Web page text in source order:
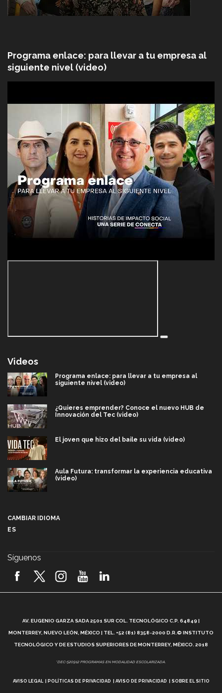
Programa enlace: para llevar a tu empresa al
siguiente nivel (video)
Videos
Programa enlace: para llevar a tu empresa al
siguiente nivel (video)
¿Quieres emprender? Conoce el nuevo HUB de
Innovación del Tec (video)
El joven que hizo del baile su vida (video)
Aula Futura: transformar la experiencia educativa
(video)
2026! (video)
¿Cómo es el Modelo Educativo Tec? (video)
Vida Tec: Feminismo e Inteligencia Artificial, Paola
CAMBIAR IDIOMA
ES
Síguenos
AV. EUGENIO GARZA SADA 2501 SUR COL. TECNOLÓGICO C.P. 64849 |
MONTERREY, NUEVO LEÓN, MÉXICO | TEL. +52 (81) 8358-2000 D.R.© INSTITUTO
TECNOLÓGICO Y DE ESTUDIOS SUPERIORES DE MONTERREY, MÉXICO. 2018
*DEC-520912 PROGRAMAS EN MODALIDAD ESCOLARIZADA.
AVISO LEGAL POLÍTICAS DE PRIVACIDAD AVISO DE PRIVACIDAD SOBRE EL SITIO